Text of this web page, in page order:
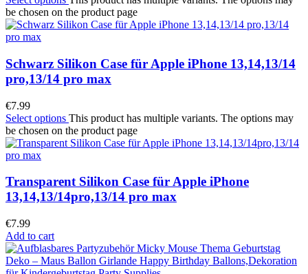
be chosen on the product page
Schwarz Silikon Case für Apple iPhone 13,14,13/14
pro,13/14 pro max
€7.99
Select options This product has multiple variants. The options may
be chosen on the product page
Transparent Silikon Case für Apple iPhone
13,14,13/14pro,13/14 pro max
€7.99
Add to cart